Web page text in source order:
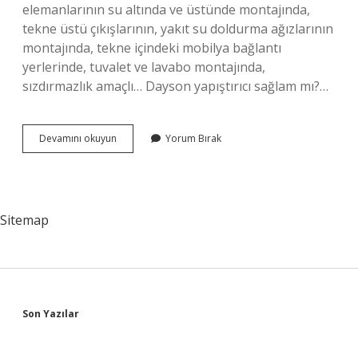
elemanlarının su altında ve üstünde montajında,
tekne üstü çıkışlarının, yakıt su doldurma ağızlarının
montajında, tekne içindeki mobilya bağlantı
yerlerinde, tuvalet ve lavabo montajında,
sızdırmazlık amaçlı… Dayson yapıştırıcı sağlam mı?…
Devamını okuyun
Neleri
Yorum Bırak
Sitemap
Sidebar
Son Yazılar